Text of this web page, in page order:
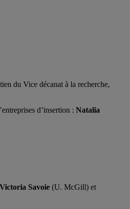
du Vice décanat à la recherche,
d’insertion : Natalia
Victoria Savoie (U. McGill) et